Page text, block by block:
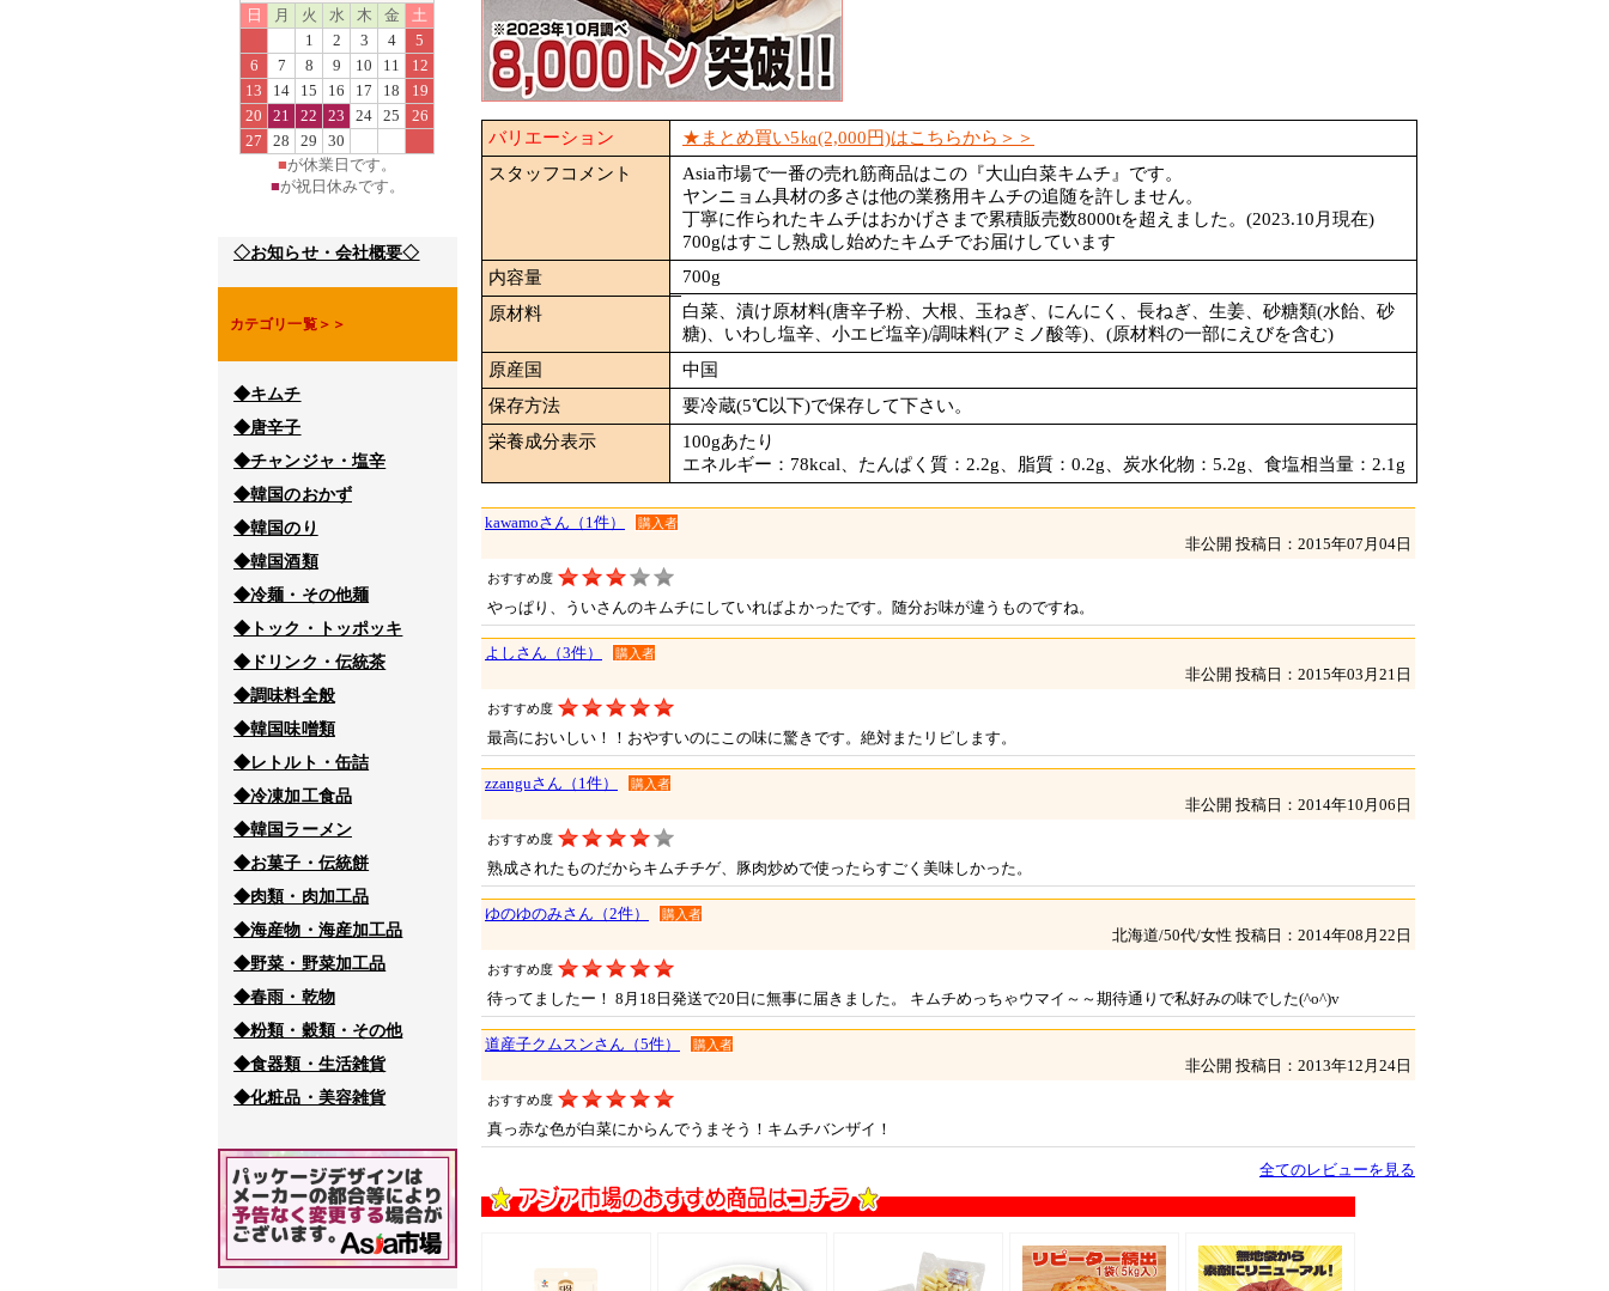
日
月 火 水 木 金
土
1
2 3 4
5
6
7 8 9 10 11
12
13
14 15 16 17 18
19
20
21 22 23 24 25
26
27
28 29
30
■が休業日です。
■が祝日休みです。
◇お知らせ・会社概要◇
カテゴリ一覧＞＞
◆キムチ
◆唐辛子
◆チャンジャ・塩辛
◆韓国のおかず
◆韓国のり
◆韓国酒類
◆冷麺・その他麺
◆トック・トッポッキ
◆ドリンク・伝統茶
◆調味料全般
◆韓国味噌類
◆レトルト・缶詰
◆冷凍加工食品
◆韓国ラーメン
◆お菓子・伝統餅
◆肉類・肉加工品
◆海産物・海産加工品
◆野菜・野菜加工品
◆春雨・乾物
◆粉類・穀類・その他
◆食器類・生活雑貨
◆化粧品・美容雑貨
バリエーション
★まとめ買い5㎏(2,000円)はこちらから＞＞
スタッフコメント
Asia市場で一番の売れ筋商品はこの『大山白菜キムチ』です。
ヤンニョム具材の多さは他の業務用キムチの追随を許しません。
丁寧に作られたキムチはおかげさまで累積販売数8000tを超えました。(2023.10月現在)
700gはすこし熟成し始めたキムチでお届けしています
内容量
700g
原材料
白菜、漬け原材料(唐辛子粉、大根、玉ねぎ、にんにく、長ねぎ、生姜、砂糖類(水飴、砂
糖)、いわし塩辛、小エビ塩辛)/調味料(アミノ酸等)、(原材料の一部にえびを含む)
原産国
中国
保存方法
要冷蔵(5℃以下)で保存して下さい。
栄養成分表示
100gあたり
エネルギー：78kcal、たんぱく質：2.2g、脂質：0.2g、炭水化物：5.2g、食塩相当量：2.1g
kawamoさん（1件） 購入者
非公開 投稿日：2015年07月04日
おすすめ度
やっぱり、ういさんのキムチにしていればよかったです。随分お味が違うものですね。
よしさん（3件） 購入者
非公開 投稿日：2015年03月21日
おすすめ度
最高においしい！！おやすいのにこの味に驚きです。絶対またリピします。
zzanguさん（1件） 購入者
非公開 投稿日：2014年10月06日
おすすめ度
熟成されたものだからキムチチゲ、豚肉炒めで使ったらすごく美味しかった。
ゆのゆのみさん（2件） 購入者
北海道/50代/女性 投稿日：2014年08月22日
おすすめ度
待ってましたー！ 8月18日発送で20日に無事に届きました。 キムチめっちゃウマイ～～期待通りで私好みの味でした(^o^)v
道産子クムスンさん（5件） 購入者
非公開 投稿日：2013年12月24日
おすすめ度
真っ赤な色が白菜にからんでうまそう！キムチバンザイ！
全てのレビューを見る